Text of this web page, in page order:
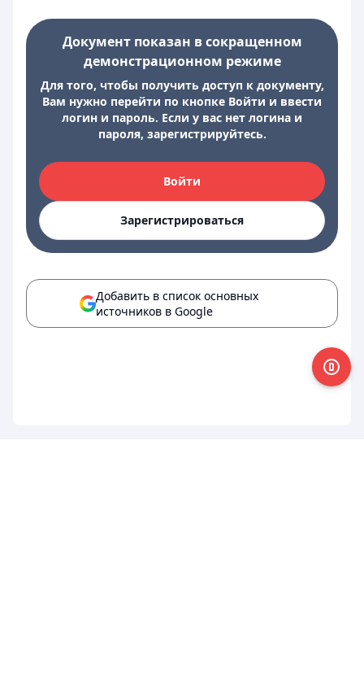
Документ показан в сокращенном
демонстрационном режиме
Для того, чтобы получить доступ к документу,
Вам нужно перейти по кнопке Войти и ввести
логин и пароль. Если у вас нет логина и
пароля, зарегистрируйтесь.
Войти
Зарегистрироваться
Добавить в список основных
источников в Google